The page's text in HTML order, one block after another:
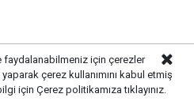
faydalanabilmeniz için çerezler
çerez kullanımını kabul etmiş
için Çerez politikamıza tıklayınız.